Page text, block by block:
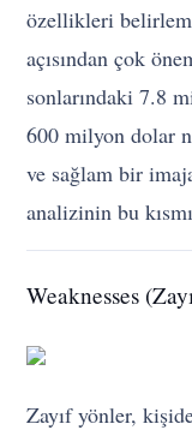
özellikleri
açısından çok
sonlarındaki 7.8
600 milyon dolar
ve sağlam bir
analizinin bu
Weaknesses
Zayıf yönler,